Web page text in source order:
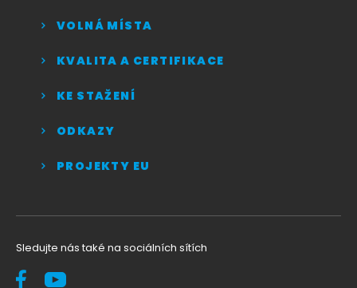
VOLNÁ MÍSTA
KVALITA A CERTIFIKACE
KE STAŽENÍ
ODKAZY
PROJEKTY EU
Sledujte nás také na sociálních sítích